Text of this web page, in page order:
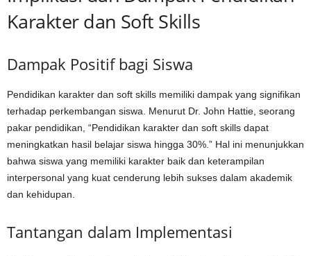
Karakter dan Soft Skills
Dampak Positif bagi Siswa
Pendidikan karakter dan soft skills memiliki dampak yang signifikan
terhadap perkembangan siswa. Menurut Dr. John Hattie, seorang
pakar pendidikan, “Pendidikan karakter dan soft skills dapat
meningkatkan hasil belajar siswa hingga 30%.” Hal ini menunjukkan
bahwa siswa yang memiliki karakter baik dan keterampilan
interpersonal yang kuat cenderung lebih sukses dalam akademik
dan kehidupan.
Tantangan dalam Implementasi